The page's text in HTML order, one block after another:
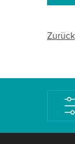
Zurück